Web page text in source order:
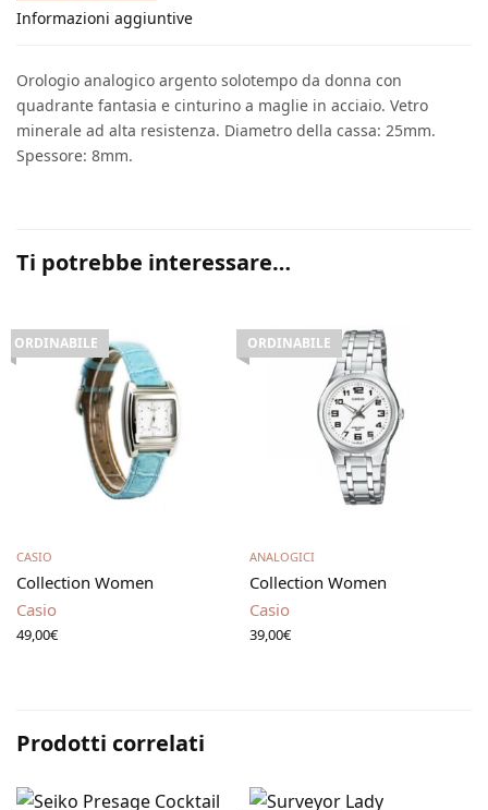
Informazioni aggiuntive
Orologio analogico argento solotempo da donna con
quadrante fantasia e cinturino a maglie in acciaio. Vetro
minerale ad alta resistenza. Diametro della cassa: 25mm.
Spessore: 8mm.
Ti potrebbe interessare…
ORDINABILE
CASIO
Collection Women
Casio
49,00€
ORDINABILE
ANALOGICI
Collection Women
Casio
39,00€
Prodotti correlati